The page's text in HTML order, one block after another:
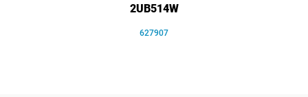
2UB514W
627907